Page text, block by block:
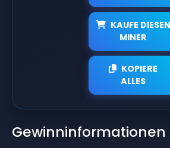
KAUFE DIESEN
MINER
KOPIERE
ALLES
Gewinninformationen